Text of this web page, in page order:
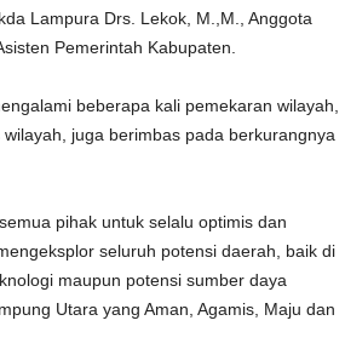
Lampura Drs. Lekok, M.,M., Anggota
Pemerintah Kabupaten.
beberapa kali pemekaran wilayah,
juga berimbas pada berkurangnya
pihak untuk selalu optimis dan
seluruh potensi daerah, baik di
maupun potensi sumber daya
Utara yang Aman, Agamis, Maju dan